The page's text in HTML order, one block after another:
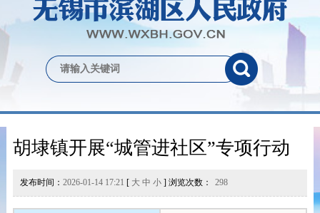
胡埭镇开展“城管进社区”专项行动
发布时间： 2026-01-14 17:21 [ 大 中 小] 浏览次数： 298